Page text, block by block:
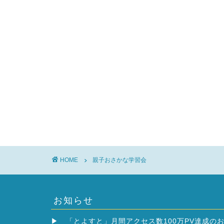
HOME 親子おさかな学習会
お知らせ
▶ 「とよすと」月間アクセス数100万PV達成のお